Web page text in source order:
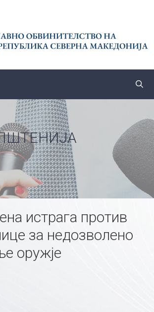
истрага против
за недозволено
оружје